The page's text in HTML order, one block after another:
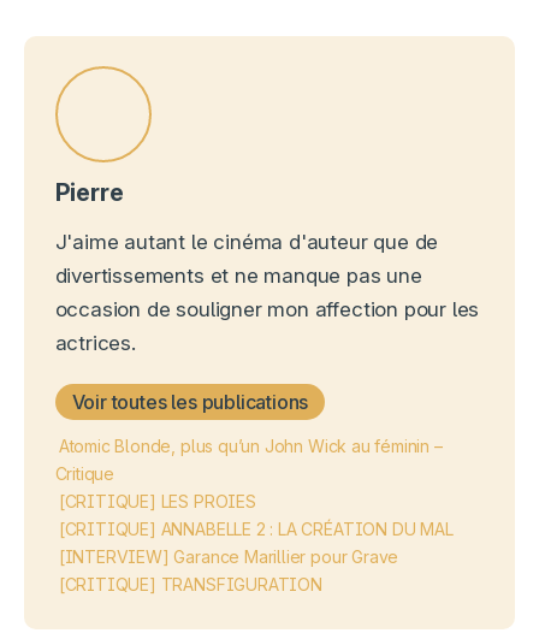
Pierre
J'aime autant le cinéma d'auteur que de
divertissements et ne manque pas une
occasion de souligner mon affection pour les
actrices.
Voir toutes les publications
Atomic Blonde, plus qu’un John Wick au féminin –
Critique
[CRITIQUE] LES PROIES
[CRITIQUE] ANNABELLE 2 : LA CRÉATION DU MAL
[INTERVIEW] Garance Marillier pour Grave
[CRITIQUE] TRANSFIGURATION